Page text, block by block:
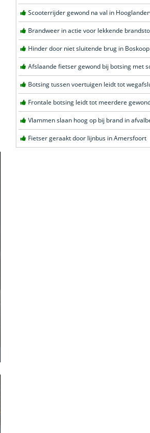
Hinder door niet sluitende brug in Boskoop
Fietser geraakt door lijnbus in Amersfoort